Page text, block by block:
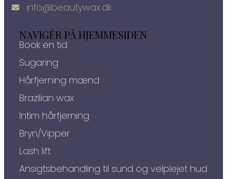
info@beautywax.dk
NAVIGÉR PÅ HJEMMESIDEN
Book en tid
Sugaring
Hårfjerning mænd
Brazilian wax
Intim hårfjerning
Bryn/Vipper
Lash lift
Ansigtsbehandling til sund og velplejet hud